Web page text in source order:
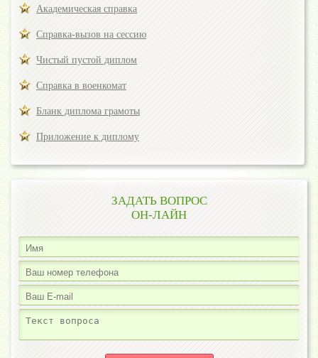
Академическая справка
Справка-вызов на сессию
Чистый пустой диплом
Справка в военкомат
Бланк диплома грамоты
Приложение к диплому
ЗАДАТЬ ВОПРОС
ОН-ЛАЙН